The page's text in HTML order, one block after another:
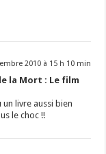
2010 à 15 h 10 min
la Mort : Le film
un livre aussi bien
le choc !!